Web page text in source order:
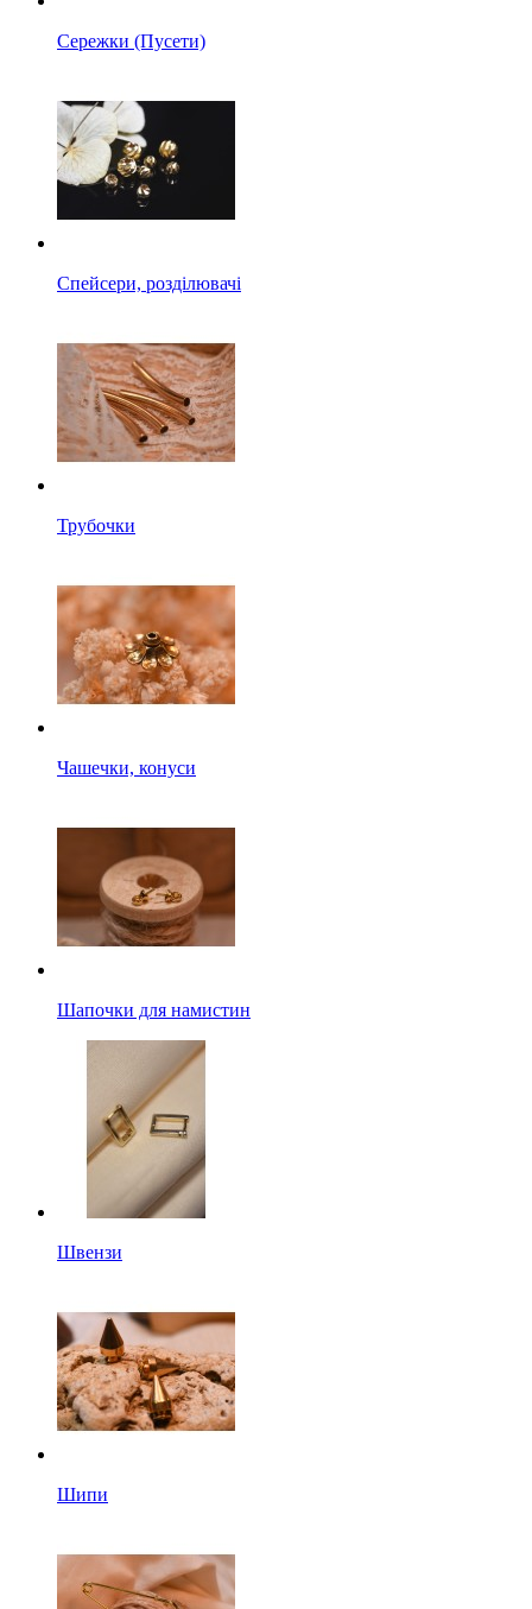
Сережки (Пусети)
Спейсери, розділювачі
Трубочки
Чашечки, конуси
Шапочки для намистин
Швензи
Шипи